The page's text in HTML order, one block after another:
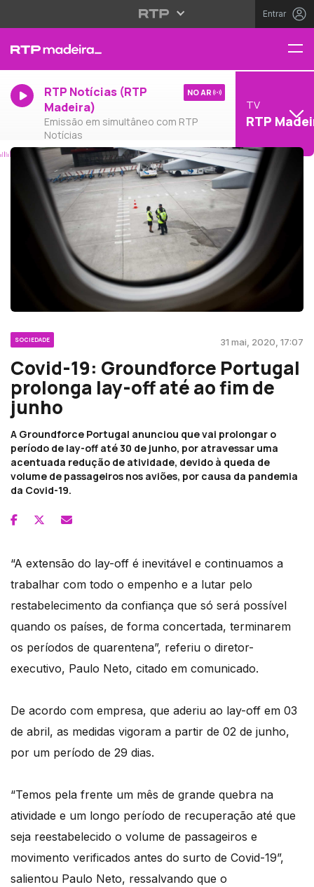
Entrar
RTP Notícias (RTP
Madeira)
Emissão em simultâneo com RTP
Notícias
NO AR
TV
RTP
SOCIEDADE 31 mai, 2020, 17:07
Covid-19: Groundforce Portugal
prolonga lay-off até ao fim de
junho
A Groundforce Portugal anunciou que vai prolongar o
período de lay-off até 30 de junho, por atravessar uma
acentuada redução de atividade, devido à queda de
volume de passageiros nos aviões, por causa da pandemia
da Covid-19.
“A extensão do lay-off é inevitável e continuamos a
trabalhar com todo o empenho e a lutar pelo
restabelecimento da confiança que só será possível
quando os países, de forma concertada, terminarem
os períodos de quarentena”, referiu o diretor-
executivo, Paulo Neto, citado em comunicado.
De acordo com empresa, que aderiu ao lay-off em 03
de abril, as medidas vigoram a partir de 02 de junho,
por um período de 29 dias.
“Temos pela frente um mês de grande quebra na
atividade e um longo período de recuperação até que
seja reestabelecido o volume de passageiros e
movimento verificados antes do surto de Covid-19”,
salientou Paulo Neto, ressalvando que o